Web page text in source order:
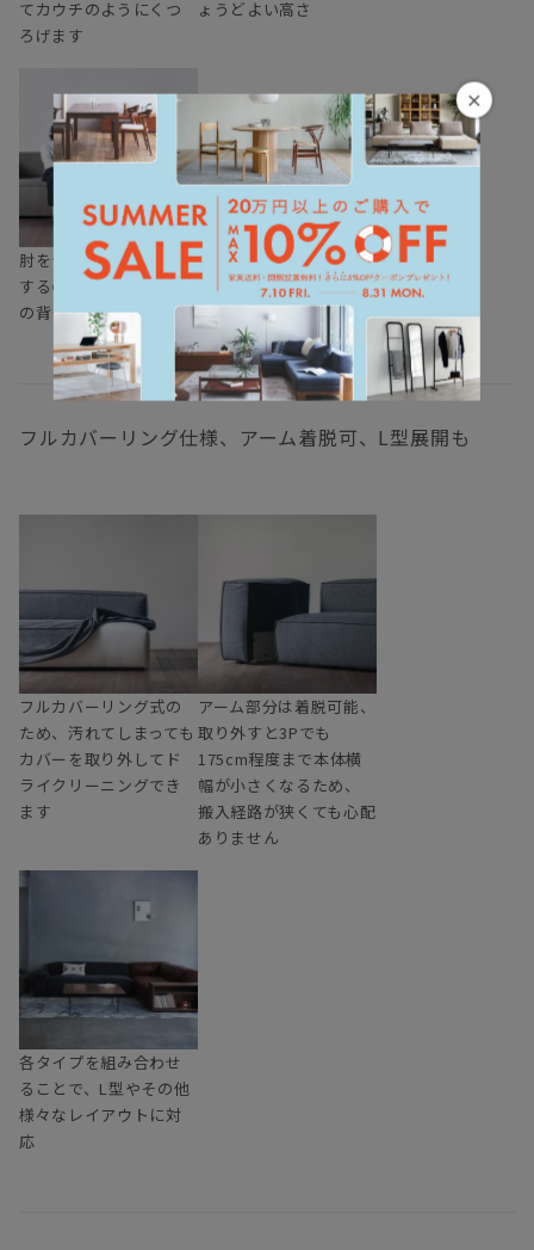
×
てカウチのようにくつ
ろげます
ょうどよい高さ
肘をついたり置いたり
するのに丁度よい高さ
の背もたれ
フルカバーリング仕様、アーム着脱可、L型展開も
フルカバーリング式の
ため、汚れてしまっても
カバーを取り外してド
ライクリーニングでき
ます
アーム部分は着脱可能、
取り外すと3Pでも
175cm程度まで本体横
幅が小さくなるため、
搬入経路が狭くても心配
ありません
各タイプを組み合わせ
ることで、L型やその他
様々なレイアウトに対
応